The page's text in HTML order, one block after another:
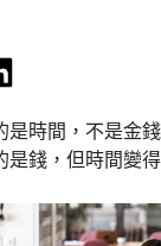
是時間，不是金
是錢，但時間變